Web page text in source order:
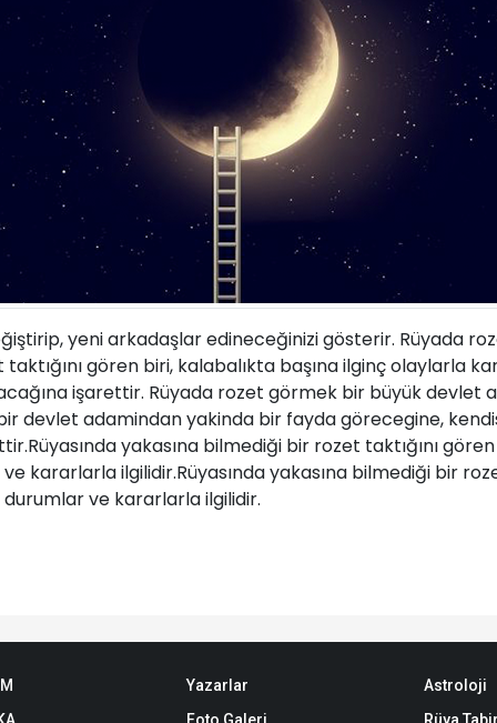
yeni arkadaşlar edineceğinizi gösterir. Rüyada
gören biri, kalabalıkta başına ilginç olaylarla
işarettir. Rüyada rozet görmek bir büyük devlet
devlet adamindan yakinda bir fayda görecegine,
yakasına bilmediği bir rozet taktığını
kararlarla ilgilidir.Rüyasında yakasına bilmediği bir
durumlar ve kararlarla ilgilidir.
Yazarlar
Astroloji